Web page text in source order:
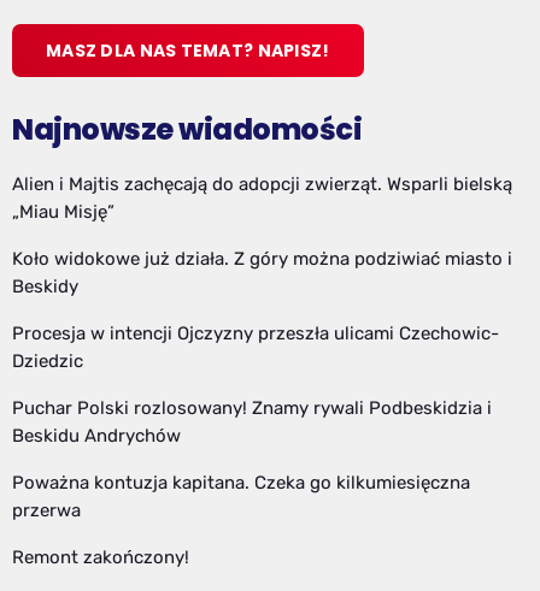
MASZ DLA NAS TEMAT? NAPISZ!
Najnowsze wiadomości
Alien i Majtis zachęcają do adopcji zwierząt. Wsparli bielską
„Miau Misję”
Koło widokowe już działa. Z góry można podziwiać miasto i
Beskidy
Procesja w intencji Ojczyzny przeszła ulicami Czechowic-
Dziedzic
Puchar Polski rozlosowany! Znamy rywali Podbeskidzia i
Beskidu Andrychów
Poważna kontuzja kapitana. Czeka go kilkumiesięczna
przerwa
Remont zakończony!